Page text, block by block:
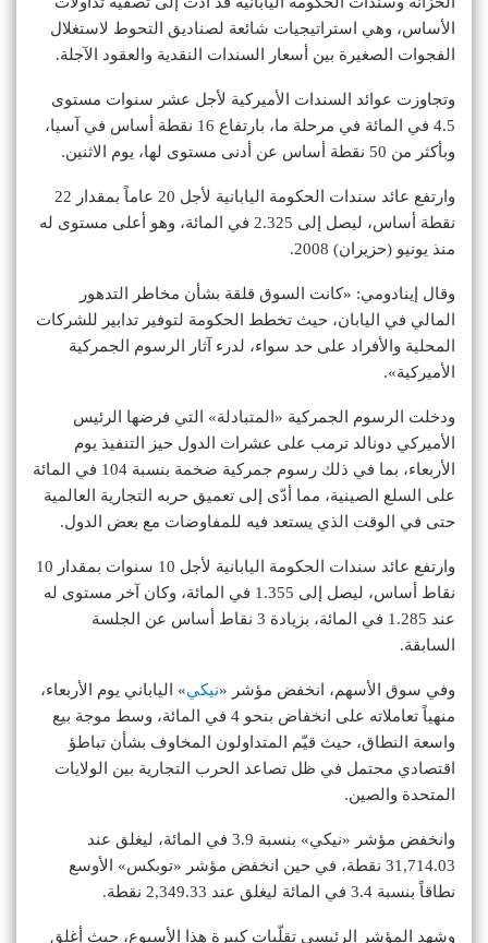
الأساس، وهي استراتيجيات شائعة لصناديق التحوط لاستغلال
الفجوات الصغيرة بين أسعار السندات النقدية والعقود الآجلة.
وتجاوزت عوائد السندات الأميركية لأجل عشر سنوات مستوى
4.5 في المائة في مرحلة ما، بارتفاع 16 نقطة أساس في آسيا،
وبأكثر من 50 نقطة أساس عن أدنى مستوى لها، يوم الاثنين.
وارتفع عائد سندات الحكومة اليابانية لأجل 20 عاماً بمقدار 22
نقطة أساس، ليصل إلى 2.325 في المائة، وهو أعلى مستوى له
منذ يونيو (حزيران) 2008.
وقال إينادومي: «كانت السوق قلقة بشأن مخاطر التدهور
المالي في اليابان، حيث تخطط الحكومة لتوفير تدابير للشركات
المحلية والأفراد على حد سواء، لدرء آثار الرسوم الجمركية
الأميركية».
ودخلت الرسوم الجمركية «المتبادلة» التي فرضها الرئيس
الأميركي دونالد ترمب على عشرات الدول حيز التنفيذ يوم
الأربعاء، بما في ذلك رسوم جمركية ضخمة بنسبة 104 في المائة
على السلع الصينية، مما أدّى إلى تعميق حربه التجارية العالمية
حتى في الوقت الذي يستعد فيه للمفاوضات مع بعض الدول.
وارتفع عائد سندات الحكومة اليابانية لأجل 10 سنوات بمقدار 10
نقاط أساس، ليصل إلى 1.355 في المائة، وكان آخر مستوى له
عند 1.285 في المائة، بزيادة 3 نقاط أساس عن الجلسة
السابقة.
وفي سوق الأسهم، انخفض مؤشر «نيكي» الياباني يوم الأربعاء،
منهياً تعاملاته على انخفاض بنحو 4 في المائة، وسط موجة بيع
واسعة النطاق، حيث قيّم المتداولون المخاوف بشأن تباطؤ
اقتصادي محتمل في ظل تصاعد الحرب التجارية بين الولايات
المتحدة والصين.
وانخفض مؤشر «نيكي» بنسبة 3.9 في المائة، ليغلق عند
31,714.03 نقطة، في حين انخفض مؤشر «توبكس» الأوسع
نطاقاً بنسبة 3.4 في المائة ليغلق عند 2,349.33 نقطة.
وشهد المؤشر الرئيسي تقلّبات كبيرة هذا الأسبوع، حيث أغلق